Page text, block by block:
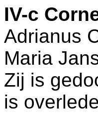
IV-c
Adrianus
Maria
Zij is
is